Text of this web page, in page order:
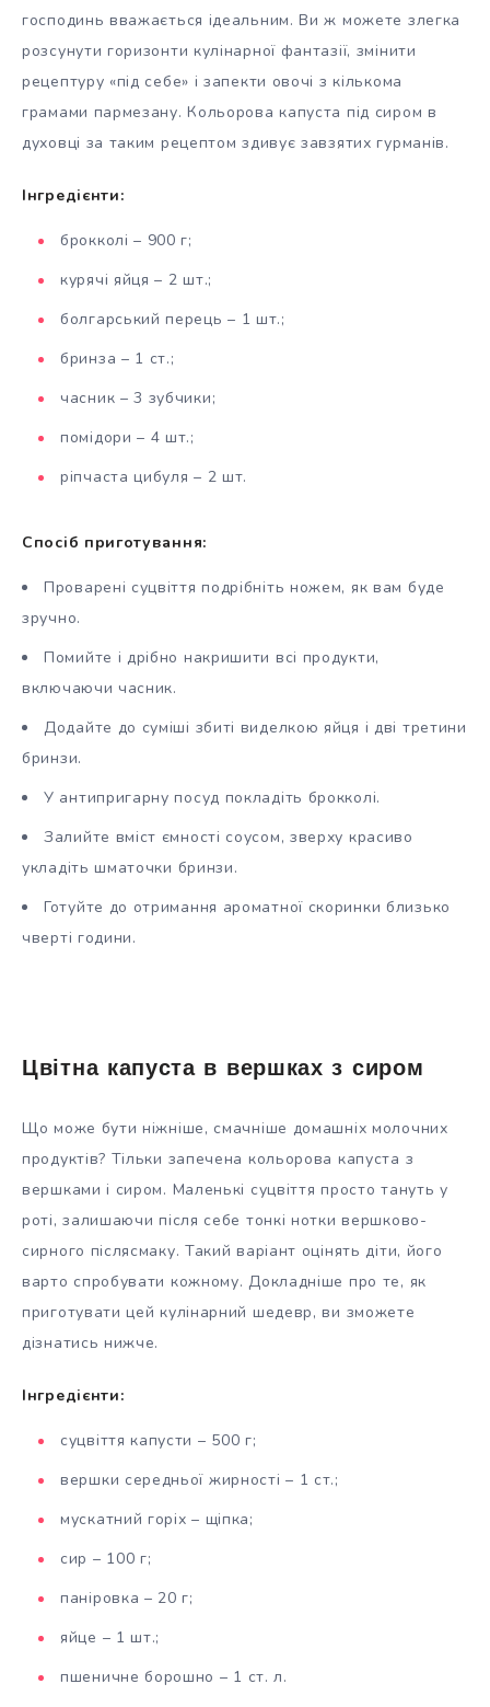
господинь вважається ідеальним. Ви ж можете злегка
розсунути горизонти кулінарної фантазії, змінити
рецептуру «під себе» і запекти овочі з кількома
грамами пармезану. Кольорова капуста під сиром в
духовці за таким рецептом здивує завзятих гурманів.
Інгредієнти:
брокколі – 900 г;
курячі яйця – 2 шт.;
болгарський перець – 1 шт.;
бринза – 1 ст.;
часник – 3 зубчики;
помідори – 4 шт.;
ріпчаста цибуля – 2 шт.
Спосіб приготування:
Проварені суцвіття подрібніть ножем, як вам буде
зручно.
Помийте і дрібно накришити всі продукти,
включаючи часник.
Додайте до суміші збиті виделкою яйця і дві третини
бринзи.
У антипригарну посуд покладіть брокколі.
Залийте вміст ємності соусом, зверху красиво
укладіть шматочки бринзи.
Готуйте до отримання ароматної скоринки близько
чверті години.
Цвітна капуста в вершках з сиром
Що може бути ніжніше, смачніше домашніх молочних
продуктів? Тільки запечена кольорова капуста з
вершками і сиром. Маленькі суцвіття просто тануть у
роті, залишаючи після себе тонкі нотки вершково-
сирного післясмаку. Такий варіант оцінять діти, його
варто спробувати кожному. Докладніше про те, як
приготувати цей кулінарний шедевр, ви зможете
дізнатись нижче.
Інгредієнти:
суцвіття капусти – 500 г;
вершки середньої жирності – 1 ст.;
мускатний горіх – щіпка;
сир – 100 г;
паніровка – 20 г;
яйце – 1 шт.;
пшеничне борошно – 1 ст. л.